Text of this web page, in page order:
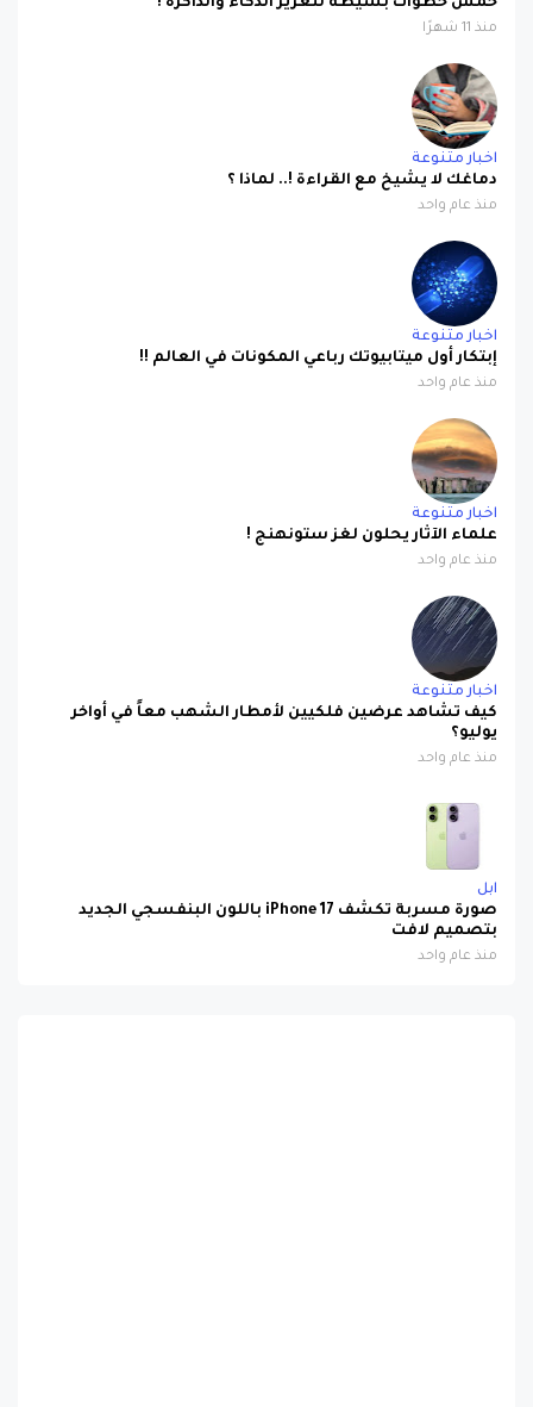
اخبار متنوعة
دماغك لا يشيخ مع القراءة !.. لماذا ؟
منذ عام واحد
اخبار متنوعة
إبتكار أول ميتابيوتك رباعي المكونات في العالم !!
منذ عام واحد
اخبار متنوعة
علماء الآثار يحلون لغز ستونهنج !
منذ عام واحد
اخبار متنوعة
كيف تشاهد عرضين فلكيين لأمطار الشهب معاً في أواخر
يوليو؟
منذ عام واحد
بتصميم لافت
منذ عام واحد